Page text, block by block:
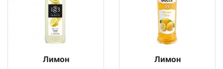
Лимон Лимон